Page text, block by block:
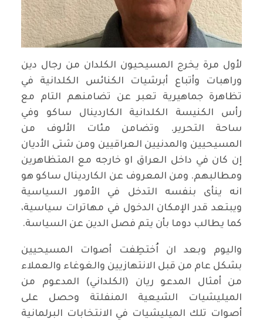
لأول مرة يخرج المسيحيون الكلدان من رجال دين
وراهبات وأتباع أبرشيات الكنائس الكلدانية في
تظاهرة جماهيرية تعبر عن تضامنهم التام مع
رأس الكنيسة الكلدانية الكاردينال ساكو وفي
ساحة التحرير. وتضامن مئات الألوف من
المسيحيين والمدنيين العراقيين ومن شتى الأديان
إن كان في داخل العراق او خارجه مع المتظاهرين
ومطالبهم. ومن المعروف عن الكاردينال ساكو هو
انه ينأى بنفسه التدخل في الأمور السياسية
ويبتعد قدر الإمكان الدخول في مهاترات سياسية،
كما يطالب دوما بأن يتم فصل الدين عن السياسة.
واليوم وبعد ان اُختطِفت أصوات المسيحيين
بشكل عام من قبل الانتهازيين والغوغاء والعملاء
من أمثال المدعو ريان (الكلداني) المدعوم من
الميليشيات الشيعية المنفلتة وحصل على
أصوات تلك الميليشيات في الانتخابات البرلمانية